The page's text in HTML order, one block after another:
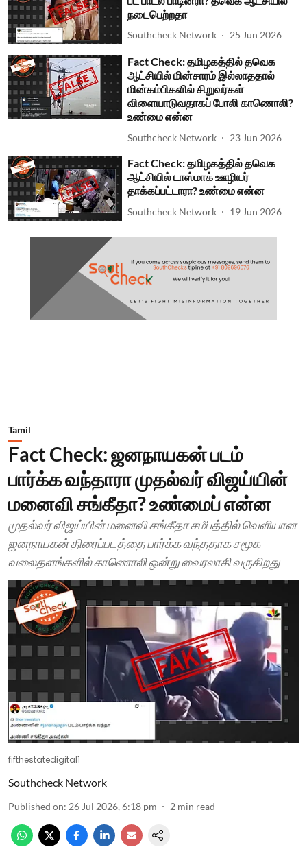
நடைபெற்றதா
Southcheck Network 25 Jun 2026
Fact Check: தமிழகத்தில் தவெக
ஆட்சியில் மின்சாரம் இல்லாததால்
மின்கம்பிகளில் சிறுவர்கள்
விளையாடுவதாகப் போலி காணொலி?
உண்மை என்ன
Southcheck Network 23 Jun 2026
Fact Check: தமிழகத்தில் தவெக
ஆட்சியில் டாஸ்மாக் ஊழியர்
தாக்கப்பட்டாரா? உண்மை என்ன
Southcheck Network 19 Jun 2026
Tamil
Fact Check: ஜனநாயகன் படம்
பார்க்க வந்தாரா முதல்வர் விஜய்யின்
மனைவி சங்கீதா? உண்மைப் என்ன
முதல்வர் விஜய்யின் மனைவி சங்கீதா சமீபத்தில் வெளியான
ஜனநாயகன் திரைப்படத்தை பார்க்க வந்ததாக சமூக
வலைதளங்களில் காணொலி ஒன்று வைரலாகி வருகிறது
fifthestatedigital1
Southcheck Network
Published on: 26 Jul 2026, 6:18 pm 2 min read